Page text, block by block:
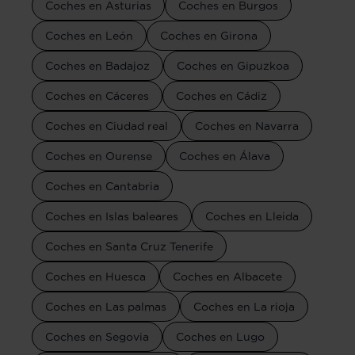
Coches en Asturias Coches en Burgos
Coches en León Coches en Girona
Coches en Badajoz Coches en Gipuzkoa
Coches en Cáceres Coches en Cádiz
Coches en Ciudad real Coches en Navarra
Coches en Ourense Coches en Álava
Coches en Cantabria
Coches en Islas baleares Coches en Lleida
Coches en Santa Cruz Tenerife
Coches en Huesca Coches en Albacete
Coches en Las palmas Coches en La rioja
Coches en Segovia Coches en Lugo